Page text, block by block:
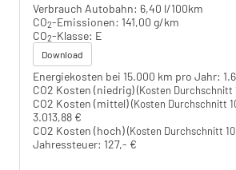
Verbrauch Autobahn: 6,40 l/100km
CO2-Emissionen: 141,00 g/km
CO2-Klasse: E
Download
Energiekosten bei 15.000 km pro Jahr:
CO2 Kosten (niedrig)(Kosten Durchschnitt
CO2 Kosten (mittel)(Kosten Durchschnitt
3.013,88 €
CO2 Kosten (hoch)(Kosten Durchschnitt
Jahressteuer: 127,- €